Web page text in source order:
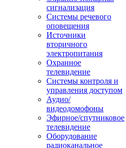
сигнализация
Системы речевого
оповещения
Источники
вторичного
электропитания
Охранное
телевидение
Системы контроля и
управления доступом
Аудио/
видеодомофоны
Эфирное/спутниковое
телевидение
Оборудование
радиоканальное